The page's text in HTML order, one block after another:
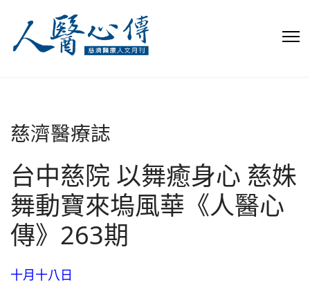
慈濟醫療誌
台中慈院 以舞癒身心 慈姝
舞動寶來塢風華《人醫心
傳》263期
十月十八日